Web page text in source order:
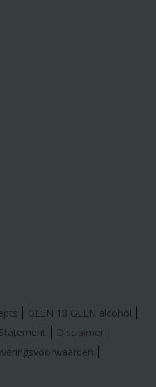
GEEN 18 GEEN alcohol
Disclaimer